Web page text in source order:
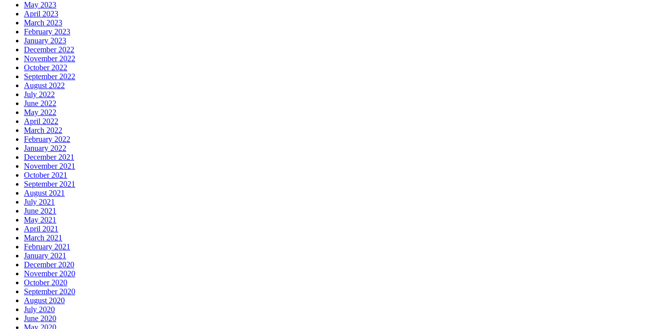
May 2023
April 2023
March 2023
February 2023
January 2023
December 2022
November 2022
October 2022
September 2022
August 2022
July 2022
June 2022
May 2022
April 2022
March 2022
February 2022
January 2022
December 2021
November 2021
October 2021
September 2021
August 2021
July 2021
June 2021
May 2021
April 2021
March 2021
February 2021
January 2021
December 2020
November 2020
October 2020
September 2020
August 2020
July 2020
June 2020
May 2020